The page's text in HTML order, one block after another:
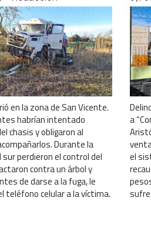
en la zona de San Vicente.
habrían intentado
chasis y obligaron al
Durante la
sur perdieron el control del
contra un árbol y
de darse a la fuga, le
teléfono celular a la víctima.
a
el
sufre